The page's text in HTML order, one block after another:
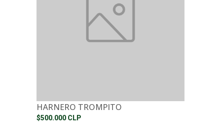
HARNERO TROMPITO
$500.000 CLP